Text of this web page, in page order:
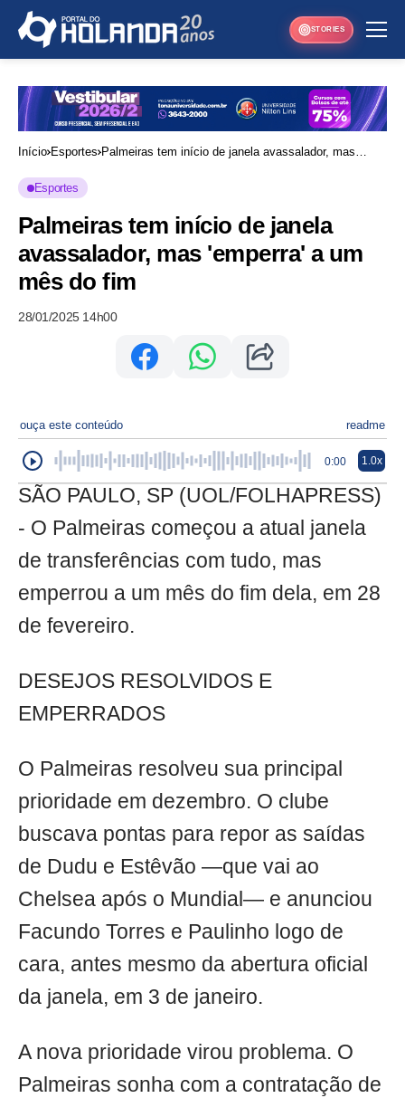
STORIES
Início Esportes Palmeiras tem início de janela avassalador, mas
Esportes
Palmeiras tem início de janela
avassalador, mas 'emperra' a um
mês do fim
28/01/2025 14h00
ouça este conteúdo readme
0:00 1.0x
SÃO PAULO, SP (UOL/FOLHAPRESS)
- O Palmeiras começou a atual janela
de transferências com tudo, mas
emperrou a um mês do fim dela, em 28
de fevereiro.
DESEJOS RESOLVIDOS E
EMPERRADOS
O Palmeiras resolveu sua principal
prioridade em dezembro. O clube
buscava pontas para repor as saídas
de Dudu e Estêvão —que vai ao
Chelsea após o Mundial— e anunciou
Facundo Torres e Paulinho logo de
cara, antes mesmo da abertura oficial
da janela, em 3 de janeiro.
A nova prioridade virou problema. O
Palmeiras sonha com a contratação de